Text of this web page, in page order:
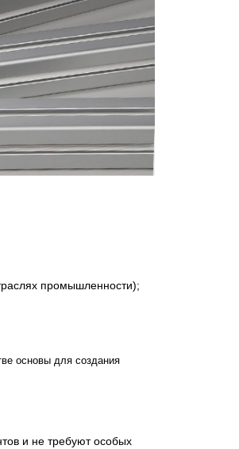
промышленности);
основы для создания
и не требуют особых